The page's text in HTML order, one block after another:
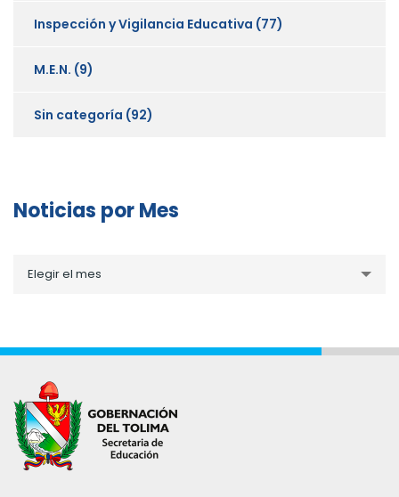
Inspección y Vigilancia Educativa (77)
M.E.N. (9)
Sin categoría (92)
Noticias por Mes
porElegir el mes